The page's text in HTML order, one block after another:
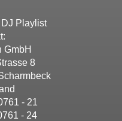
Playlist
GmbH
8
- 21
- 24